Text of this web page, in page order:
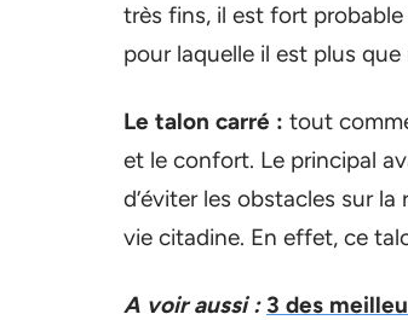
très fins, il est fort
pour laquelle il est plus
Le talon carré : tout
et le confort. Le principal
d’éviter les obstacles sur
vie citadine. En effet, ce
A voir aussi : 3 des